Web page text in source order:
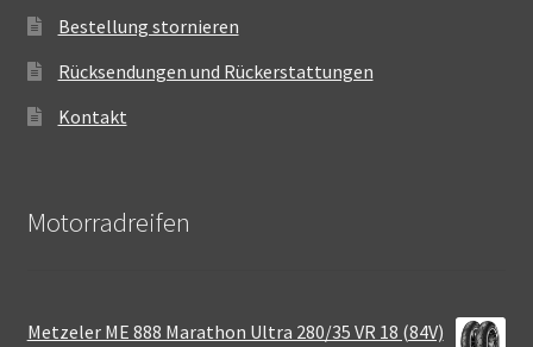
Bestellung stornieren
Rücksendungen und Rückerstattungen
Kontakt
Motorradreifen
Metzeler ME 888 Marathon Ultra 280/35 VR 18 (84V)